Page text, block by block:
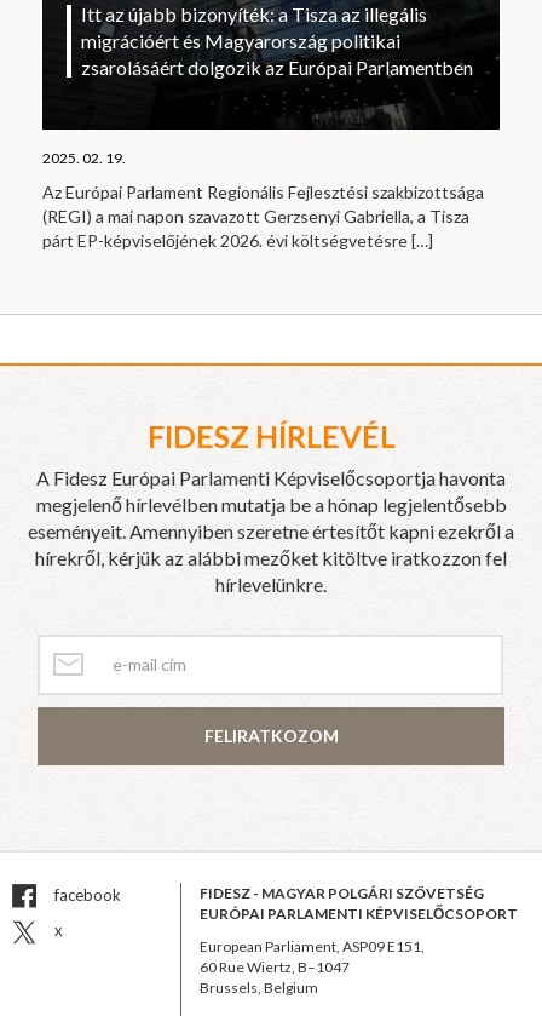
Itt az újabb bizonyíték: a Tisza az illegális
migrációért és Magyarország politikai
zsarolásáért dolgozik az Európai Parlamentben
2025. 02. 19.
Az Európai Parlament Regionális Fejlesztési szakbizottsága
(REGI) a mai napon szavazott Gerzsenyi Gabriella, a Tisza
párt EP-képviselőjének 2026. évi költségvetésre[…]
FIDESZ HÍRLEVÉL
A Fidesz Európai Parlamenti Képviselőcsoportja havonta
megjelenő hírlevélben mutatja be a hónap legjelentősebb
eseményeit. Amennyiben szeretne értesítőt kapni ezekről a
hírekről, kérjük az alábbi mezőket kitöltve iratkozzon fel
hírlevelünkre.
FELIRATKOZOM
facebook
x
FIDESZ - MAGYAR POLGÁRI SZÖVETSÉG
EURÓPAI PARLAMENTI KÉPVISELŐCSOPORT
European Parliament, ASP09 E151,
60 Rue Wiertz, B–1047
Brussels, Belgium